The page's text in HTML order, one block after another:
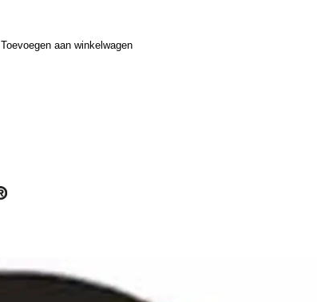
Toevoegen aan winkelwagen